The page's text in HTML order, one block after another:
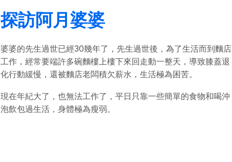
探訪阿月婆婆
婆婆的先生過世已經30幾年了，先生過世後，為了生活而到麵店
工作，經常要端許多碗麵樓上樓下來回走動一整天，導致膝蓋退
化行動緩慢，還被麵店老闆積欠薪水，生活極為困苦。
現在年紀大了，也無法工作了，平日只靠一些簡單的食物和喝沖
泡飲包過生活，身體極為瘦弱。